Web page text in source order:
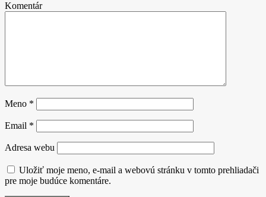
Komentár
Meno *
Email *
Adresa webu
Uložiť moje meno, e-mail a webovú stránku v tomto prehliadači
pre moje budúce komentáre.